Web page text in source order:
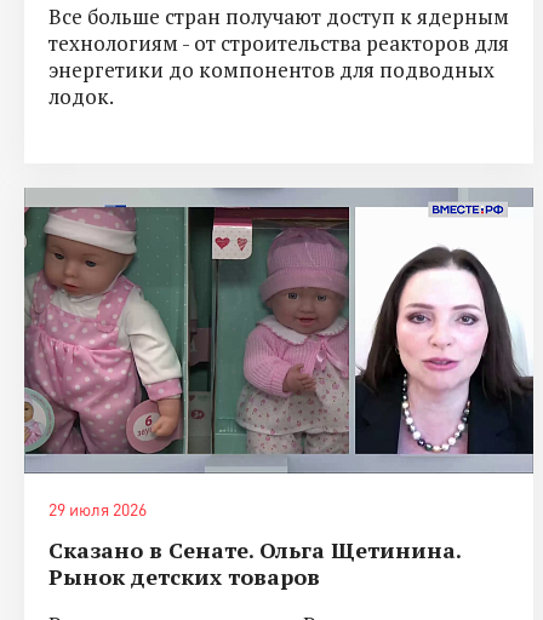
Все больше стран получают доступ к ядерным
технологиям - от строительства реакторов для
энергетики до компонентов для подводных
лодок.
29 июля 2026
Сказано в Сенате. Ольга Щетинина.
Рынок детских товаров